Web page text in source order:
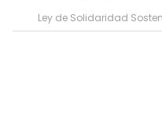
Ley de Solidaridad